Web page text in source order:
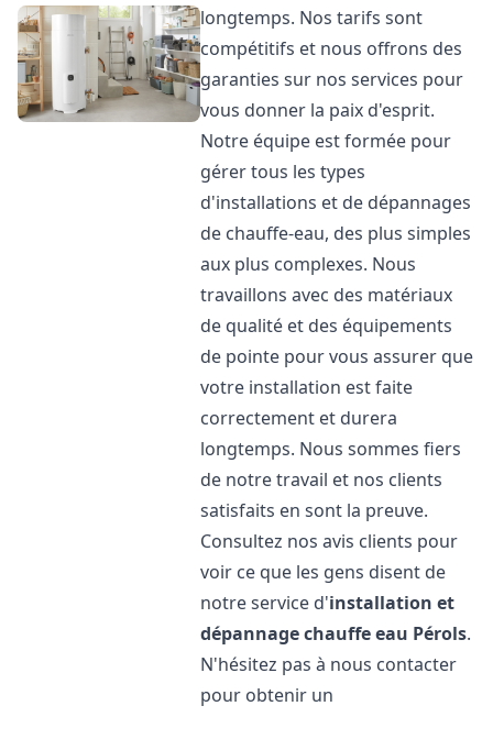
longtemps. Nos tarifs sont
compétitifs et nous offrons des
garanties sur nos services pour
vous donner la paix d'esprit.
Notre équipe est formée pour
gérer tous les types
d'installations et de dépannages
de chauffe-eau, des plus simples
aux plus complexes. Nous
travaillons avec des matériaux
de qualité et des équipements
de pointe pour vous assurer que
votre installation est faite
correctement et durera
longtemps. Nous sommes fiers
de notre travail et nos clients
satisfaits en sont la preuve.
Consultez nos avis clients pour
voir ce que les gens disent de
notre service d'installation et
dépannage chauffe eau Pérols.
N'hésitez pas à nous contacter
pour obtenir un